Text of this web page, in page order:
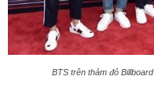
BTS trên thảm đỏ